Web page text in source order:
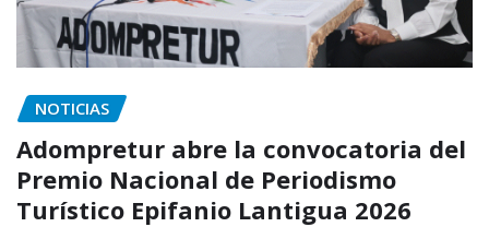
NOTICIAS
Adompretur abre la convocatoria del
Premio Nacional de Periodismo
Turístico Epifanio Lantigua 2026